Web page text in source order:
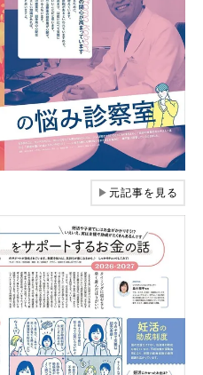
▶元記事を見る